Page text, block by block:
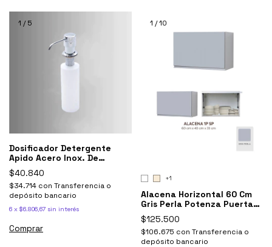
1 /5
Dosificador Detergente
Apido Acero Inox. De
Johnson Liquido
$40.840
$34.714 con Transferencia o
depósito bancario
6 x $6.806,67 sin interés
1 /10
+1
Alacena Horizontal 60 Cm
Gris Perla Potenza Puerta
Rebatible C/ Pistón
neumático
$125.500
$106.675 con Transferencia o
depósito bancario